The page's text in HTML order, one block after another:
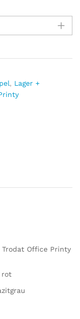
, Lager +
Trodat Office Printy
rot